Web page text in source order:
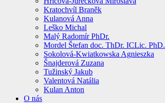
Kratochvíl Braněk
Kulanová Anna
Leško Michal
Malý Radomír PhDr.
Mordel Štefan doc. ThDr. ICLic. PhD.
Sokolová-Kwiatkowska Agnieszka
Šnajderová Zuzana
Tužinský Jakub
Valentová Natália
Kulan Anton
O nás